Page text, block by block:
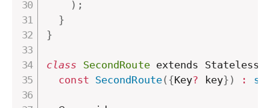
) ;
}
}
class SecondRoute extends
const SecondRoute( {Key? key} ) :